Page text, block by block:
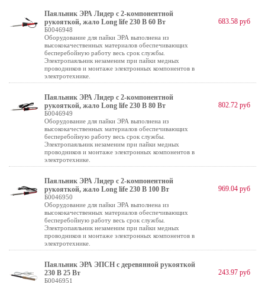
Паяльник ЭРА Лидер с 2-компонентной
рукояткой, жало Long life 230 В 60 Вт
Б0046948
Оборудование для пайки ЭРА выполнена из
высококачественных материалов обеспечивающих
бесперебойную работу весь срок службы.
Электропаяльник незаменим при пайки медных
проводников и монтаже электронных компонентов в
электротехнике.
683.58 руб
Паяльник ЭРА Лидер с 2-компонентной
рукояткой, жало Long life 230 В 80 Вт
Б0046949
Оборудование для пайки ЭРА выполнена из
высококачественных материалов обеспечивающих
бесперебойную работу весь срок службы.
Электропаяльник незаменим при пайки медных
проводников и монтаже электронных компонентов в
электротехнике.
802.72 руб
Паяльник ЭРА Лидер с 2-компонентной
рукояткой, жало Long life 230 В 100 Вт
Б0046950
Оборудование для пайки ЭРА выполнена из
высококачественных материалов обеспечивающих
бесперебойную работу весь срок службы.
Электропаяльник незаменим при пайки медных
проводников и монтаже электронных компонентов в
электротехнике.
969.04 руб
Паяльник ЭРА ЭПСН с деревянной рукояткой
230 В 25 Вт
Б0046951
243.97 руб